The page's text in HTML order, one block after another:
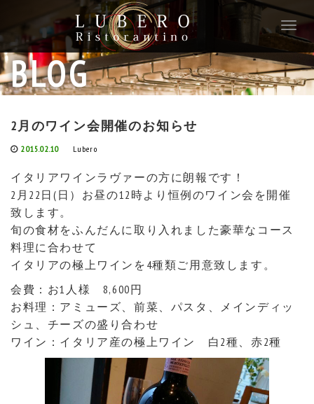
T
o
g
g
l
a
t
o
BLOG
2月のワイン会開催のお知らせ
2015.02.10 Lubero
イタリアワインラヴァーの方に朗報です！
2月22日(日）お昼の12時より恒例のワイン会を開催
致します。
旬の食材をふんだんに取り入れました豪華なコース
料理に合わせて
イタリアの極上ワインを4種類ご用意致します。
会費：お1人様 8,600円
お料理：アミューズ、前菜、パスタ、メインディッ
シュ、チーズの盛り合わせ
ワイン：イタリア産の極上ワイン 白2種、赤2種